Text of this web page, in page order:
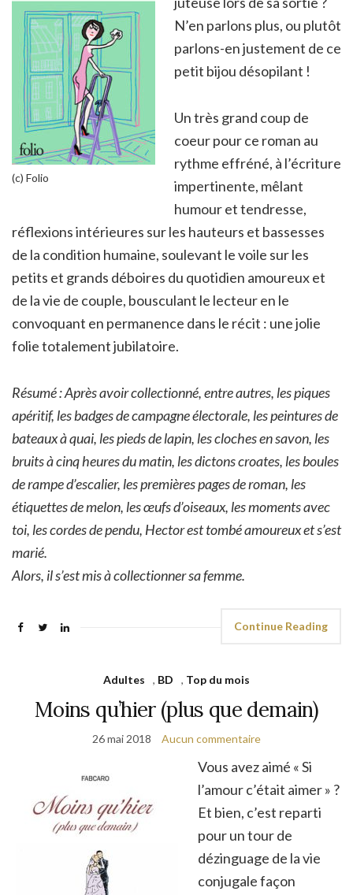
(c) Folio
N’en parlons plus, ou plutôt
parlons-en justement de ce
petit bijou désopilant !
Un très grand coup de
coeur pour ce roman au
rythme effréné, à l’écriture
impertinente, mêlant
humour et tendresse,
réflexions intérieures sur les hauteurs et bassesses
de la condition humaine, soulevant le voile sur les
petits et grands déboires du quotidien amoureux et
de la vie de couple, bousculant le lecteur en le
convoquant en permanence dans le récit : une jolie
folie totalement jubilatoire.
Résumé : Après avoir collectionné, entre autres, les piques
apéritif, les badges de campagne électorale, les peintures de
bateaux à quai, les pieds de lapin, les cloches en savon, les
bruits à cinq heures du matin, les dictons croates, les boules
de rampe d’escalier, les premières pages de roman, les
étiquettes de melon, les œufs d’oiseaux, les moments avec
toi, les cordes de pendu, Hector est tombé amoureux et s’est
marié.
Alors, il s’est mis à collectionner sa femme.
Continue Reading
Adultes , BD , Top du mois
Moins qu’hier (plus que demain)
26 mai 2018 Aucun commentaire
Vous avez aimé « Si
l’amour c’était aimer » ?
Et bien, c’est reparti
pour un tour de
dézinguage de la vie
conjugale façon